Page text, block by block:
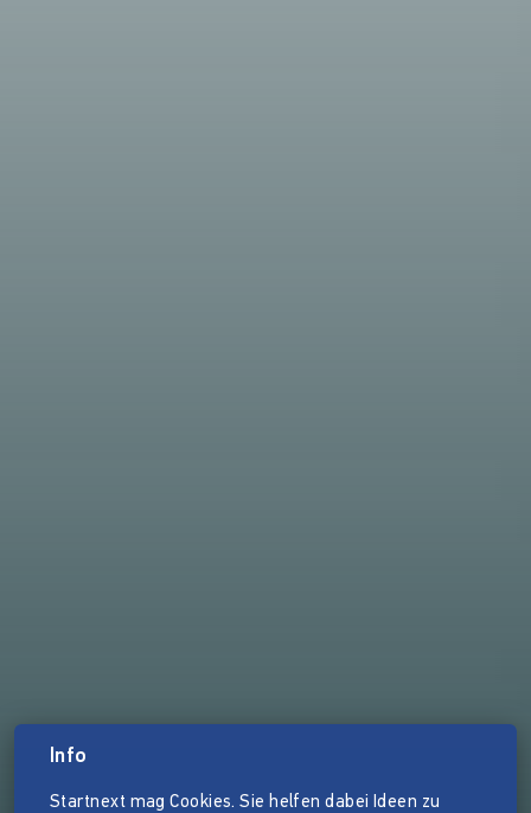
Info
Startnext mag Cookies. Sie helfen dabei Ideen zu